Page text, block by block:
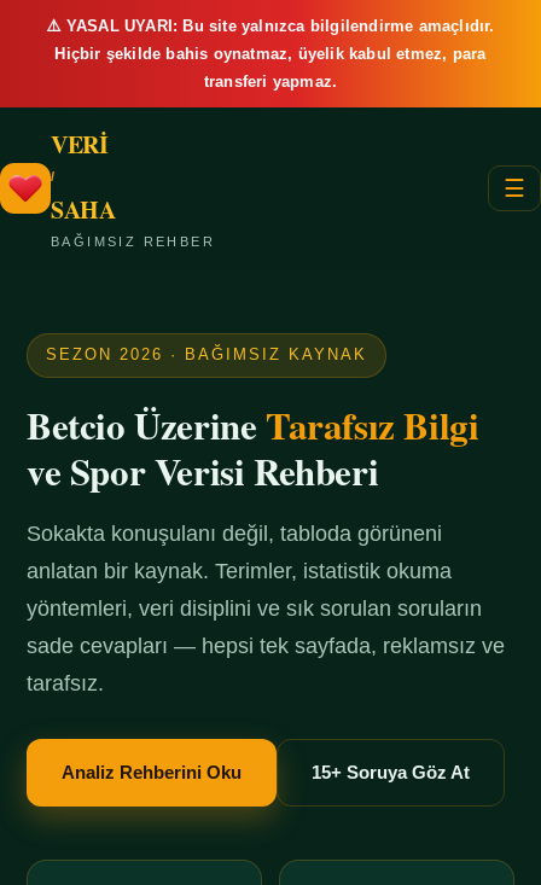
⚠️ YASAL UYARI: Bu site yalnızca bilgilendirme amaçlıdır.
Hiçbir şekilde bahis oynatmaz, üyelik kabul etmez, para
transferi yapmaz.
VERİ
/
SAHA
BAĞIMSIZ REHBER
☰
SEZON 2026 · BAĞIMSIZ KAYNAK
Betcio ÜzerineTarafsız Bilgi
ve Spor Verisi Rehberi
Sokakta konuşulanı değil, tabloda görüneni
anlatan bir kaynak. Terimler, istatistik okuma
yöntemleri, veri disiplini ve sık sorulan soruların
sade cevapları — hepsi tek sayfada, reklamsız ve
tarafsız.
Analiz Rehberini Oku 15+ Soruya Göz At